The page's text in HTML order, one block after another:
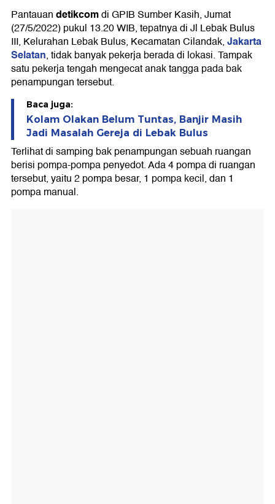
Pantauandetikcomdi GPIB Sumber Kasih, Jumat
(27/5/2022) pukul 13.20 WIB, tepatnya di Jl Lebak Bulus
III, Kelurahan Lebak Bulus, Kecamatan Cilandak,Jakarta
Selatan, tidak banyak pekerja berada di lokasi. Tampak
satu pekerja tengah mengecat anak tangga pada bak
penampungan tersebut.
Baca juga:
Kolam Olakan Belum Tuntas, Banjir Masih
Jadi Masalah Gereja di Lebak Bulus
Terlihat di samping bak penampungan sebuah ruangan
berisi pompa-pompa penyedot. Ada 4 pompa di ruangan
tersebut, yaitu 2 pompa besar, 1 pompa kecil, dan 1
pompa manual.